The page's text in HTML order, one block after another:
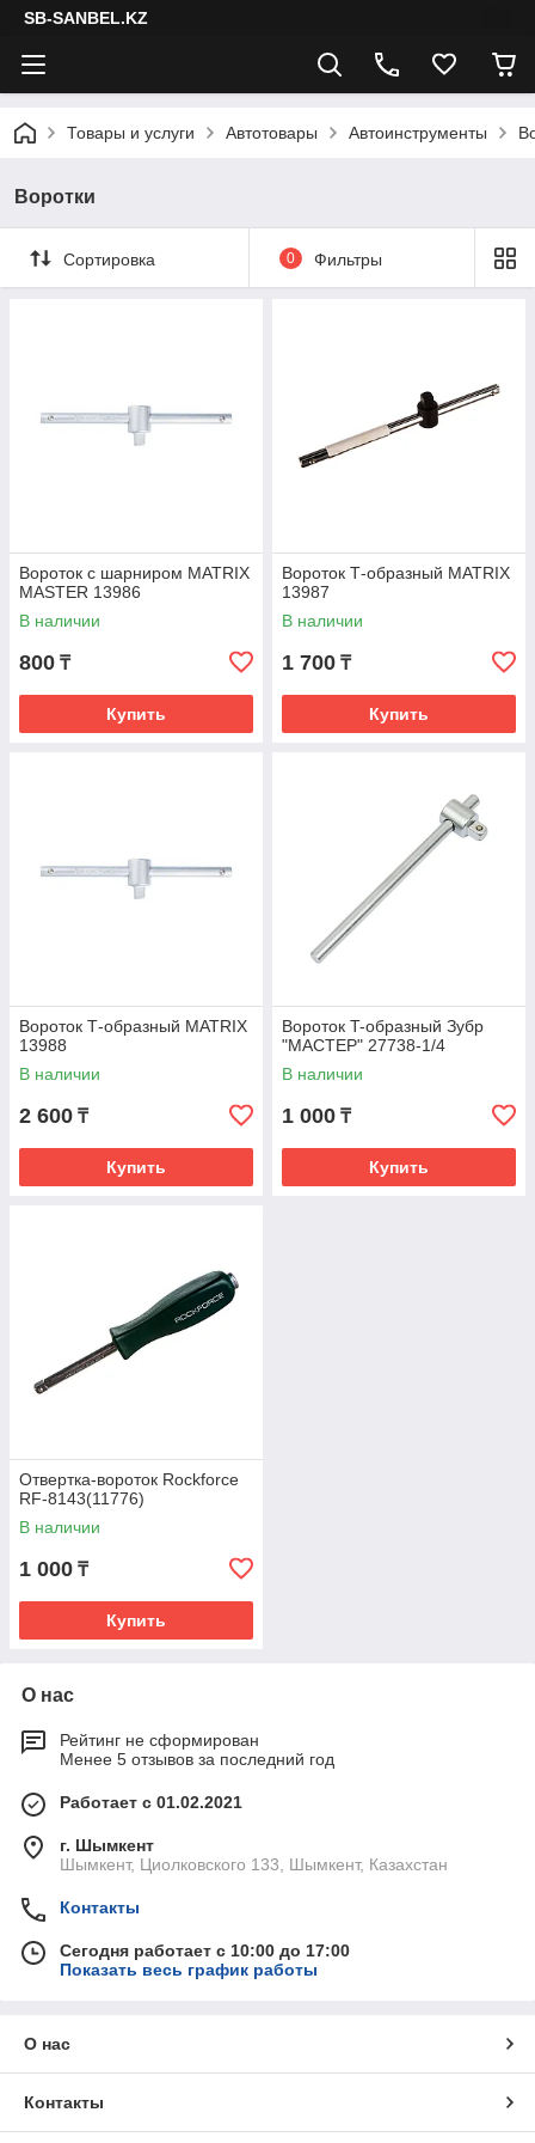
SB-SANBEL.KZ
Товары и услуги Автотовары Автоинструменты
Воротки
Сортировка 0 Фильтры
Вороток с шарниром MATRIX
MASTER 13986
В наличии
800 ₸
Купить
Вороток Т-образный MATRIX
13987
В наличии
1 700 ₸
Купить
Вороток Т-образный MATRIX
13988
В наличии
2 600 ₸
Купить
Вороток T-образный Зубр
"МАСТЕР" 27738-1/4
В наличии
1 000 ₸
Купить
Отвертка-вороток Rockforce
RF-8143(11776)
В наличии
1 000 ₸
Купить
О нас
Рейтинг не сформирован
Менее 5 отзывов за последний год
Работает с 01.02.2021
г. Шымкент
Шымкент, Циолковского 133, Шымкент, Казахстан
Контакты
Сегодня работает с 10:00 до 17:00
Показать весь график работы
О нас
Контакты